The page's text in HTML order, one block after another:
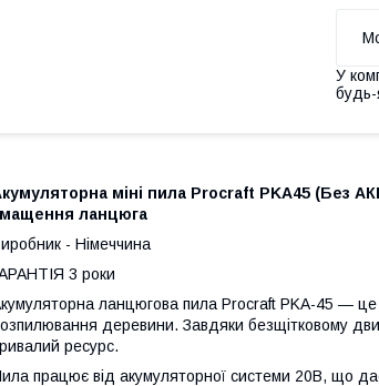
У
будь-
міні пила Procraft PKA45 (Без
ланцюга
- Німеччина
3 роки
ланцюгова пила Procraft PKA-45 — це
деревини. Завдяки безщітковому
ресурс.
працює від акумуляторної системи 20В, що